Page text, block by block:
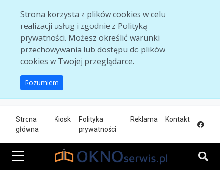
Strona korzysta z plików cookies w celu
realizacji usług i zgodnie z Polityką
prywatności. Możesz określić warunki
przechowywania lub dostępu do plików
cookies w Twojej przeglądarce.
Rozumiem
Strona
główna
Kiosk
Polityka
prywatności
Reklama Kontakt